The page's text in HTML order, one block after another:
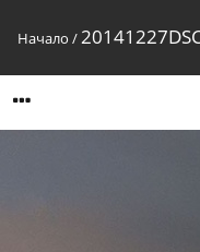
Начало /